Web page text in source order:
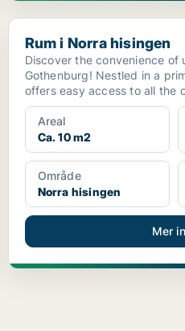
Rum i Norra hisingen
Rum i Norra hisingen
Discover the convenience of
Gothenburg! Nestled in a
offers easy access to all the
qui...
Areal
Ca. 10 m2
Område
Norra hisingen
Mer